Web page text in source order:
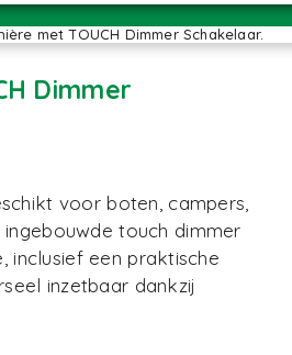
met TOUCH Dimmer Schakelaar.
Dimmer
voor boten, campers,
touch dimmer
inclusief een praktische
inzetbaar dankzij